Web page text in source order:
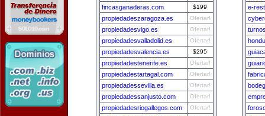
fincasganaderas.com $199
propiedadeszaragoza.es Ofertar!
propiedadesvigo.es Ofertar!
propiedadesvalladolid.es Ofertar!
propiedadesvalencia.es $295
propiedadestenerife.es Ofertar!
propiedadestartagal.com Ofertar!
propiedadessevilla.es Ofertar!
propiedadessanjusto.com Ofertar!
propiedadesriogallegos.com Ofertar!
e-